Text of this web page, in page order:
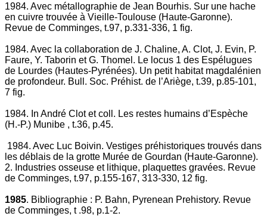
1984. Avec métallographie de Jean Bourhis. Sur une hache
en cuivre trouvée à Vieille-Toulouse (Haute-Garonne).
Revue de Comminges, t.97, p.331-336, 1 fig.
1984. Avec la collaboration de J. Chaline, A. Clot, J. Evin, P.
Faure, Y. Taborin et G. Thomel. Le locus 1 des Espélugues
de Lourdes (Hautes-Pyrénées). Un petit habitat magdalénien
de profondeur. Bull. Soc. Préhist. de l’Ariège, t.39, p.85-101,
7 fig.
1984. In André Clot et coll. Les restes humains d’Espèche
(H.-P.) Munibe , t.36, p.45.
1984. Avec Luc Boivin. Vestiges préhistoriques trouvés dans
les déblais de la grotte Murée de Gourdan (Haute-Garonne).
2. Industries osseuse et lithique, plaquettes gravées. Revue
de Comminges, t.97, p.155-167, 313-330, 12 fig.
1985. Bibliographie : P. Bahn, Pyrenean Prehistory. Revue
de Comminges, t .98, p.1-2.